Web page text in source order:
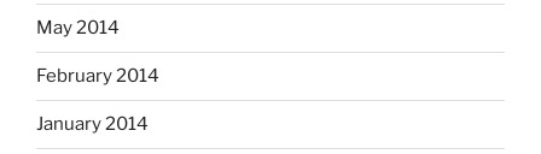
May 2014
February 2014
January 2014